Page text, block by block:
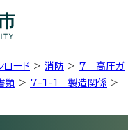
ロード > 消防 > 7 高圧ガ
類 > 7-1-1 製造関係 >